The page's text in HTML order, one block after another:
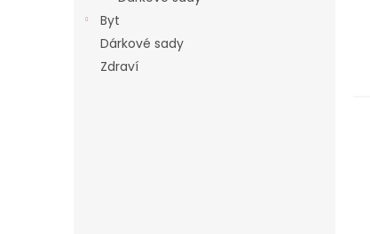
Byt
Dárkové sady
Zdraví